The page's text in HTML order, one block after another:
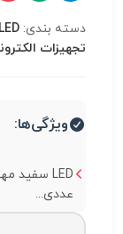
دسته بندی:
تجهیزات
ویژگی‌ها:
عددی...